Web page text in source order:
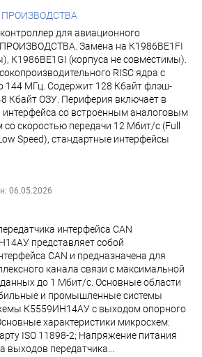
ПРОИЗВОДСТВА
для авиационного
Замена на К1986ВЕ1FI
К1986ВЕ1GI (корпуса не совместимы).
RISC ядра с
144 МГц. Содержит 128 Кбайт флэш-
Кбайт ОЗУ. Периферия включает в
интерфейса со встроенным аналоговым
скоростью передачи 12 Мбит/с (Full
Speed), стандартные интерфейсы
06.05.2026
интерфейса CAN
представляет собой
CAN и предназначена для
канала связи с максимальной
до 1 Мбит/с. Основные области
и промышленные системы
К5559ИН14АУ с выходом опорного
характеристики микросхем:
ISO 11898-2; Напряжение питания
выходов передатчика...